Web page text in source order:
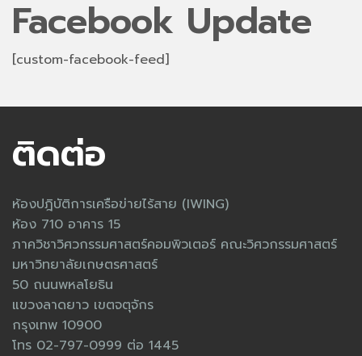
Facebook Update
[custom-facebook-feed]
ติดต่อ
ห้องปฎิบัติการเครือข่ายไร้สาย (IWING)
ห้อง 710 อาคาร 15
ภาควิชาวิศวกรรมศาสตร์คอมพิวเตอร์ คณะวิศวกรรมศาสตร์
มหาวิทยาลัยเกษตรศาสตร์
50 ถนนพหลโยธิน
แขวงลาดยาว เขตจตุจักร
กรุงเทพ 10900
โทร 02-797-0999 ต่อ 1445